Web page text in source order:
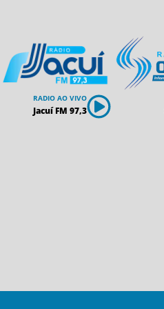
RADIO AO VIVO
Jacuí FM 97,3